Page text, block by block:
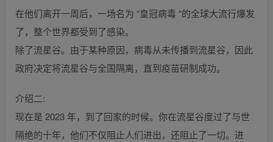
在他们离开一周后，一场名为 “皇冠病毒 “的全球大流行爆发
了，整个世界都受到了感染。
除了流星谷。由于某种原因，病毒从未传播到流星谷，因此
政府决定将流星谷与全国隔离，直到疫苗研制成功。
介绍二:
现在是 2023 年，到了回家的时候。你在流星谷度过了与世
隔绝的十年，他们不仅阻止人们进出，还阻止了一切。进